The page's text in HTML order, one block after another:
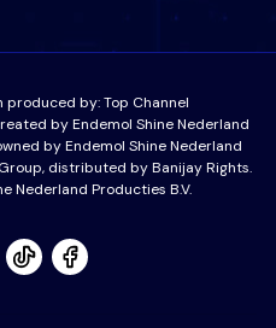
produced by:Top Channel
by Endemol Shine Nederland
by Endemol Shine Nederland
distributed by Banijay Rights.
Nederland Producties B.V.